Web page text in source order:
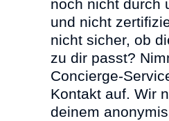
noch nicht durch
und nicht
nicht sicher, ob
zu dir passt?
Concierge-
Kontakt auf. Wir
deinem